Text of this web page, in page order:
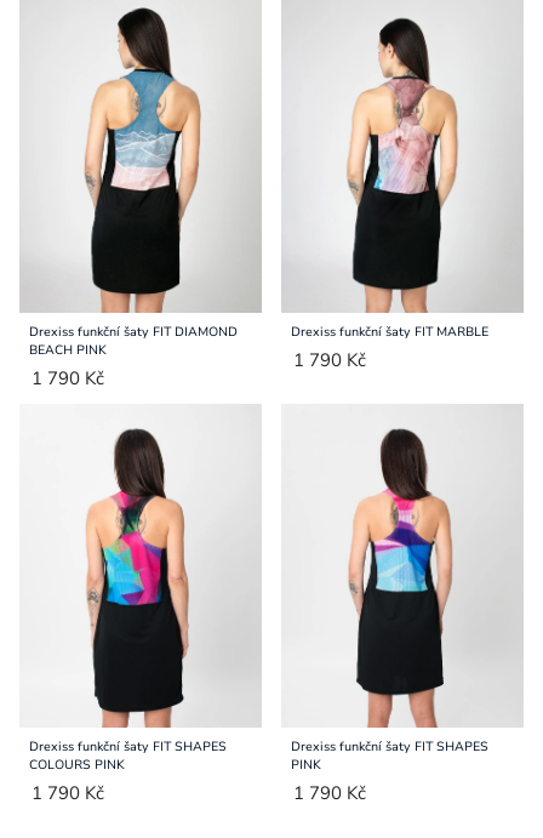
Drexiss funkční šaty FIT DIAMOND
BEACH PINK
1 790 Kč
Drexiss funkční šaty FIT MARBLE
1 790 Kč
Drexiss funkční šaty FIT SHAPES
COLOURS PINK
1 790 Kč
Drexiss funkční šaty FIT SHAPES
PINK
1 790 Kč